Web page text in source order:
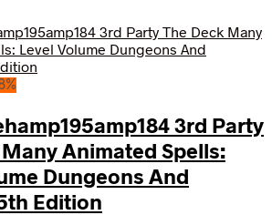
3rd Party
Animated Spells:
Dungeons And
Edition